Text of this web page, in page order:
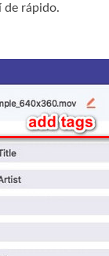
de rápido.